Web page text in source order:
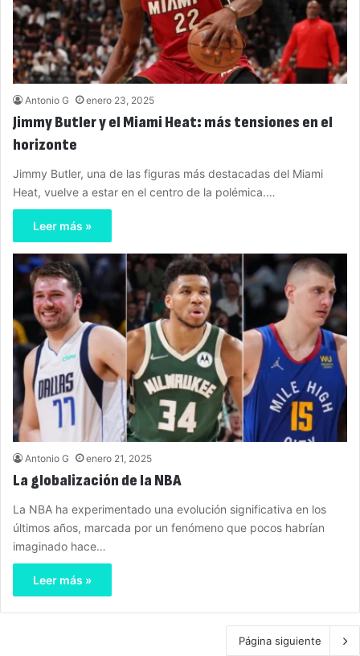
Antonio G enero 23, 2025
Jimmy Butler y el Miami Heat: más tensiones en el
horizonte
Jimmy Butler, una de las figuras más destacadas del Miami
Heat, vuelve a estar en el centro de la polémica.…
Leer más »
Antonio G enero 21, 2025
La globalización de la NBA
La NBA ha experimentado una evolución significativa en los
últimos años, marcada por un fenómeno que pocos habrían
imaginado hace…
Leer más »
Página siguiente